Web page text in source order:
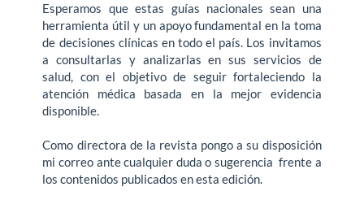
Esperamos que estas guías nacionales sean una
herramienta útil y un apoyo fundamental en la toma
de decisiones clínicas en todo el país. Los invitamos
a consultarlas y analizarlas en sus servicios de
salud, con el objetivo de seguir fortaleciendo la
atención médica basada en la mejor evidencia
disponible.
Como directora de la revista pongo a su disposición
mi correo ante cualquier duda o sugerencia frente a
los contenidos publicados en esta edición.